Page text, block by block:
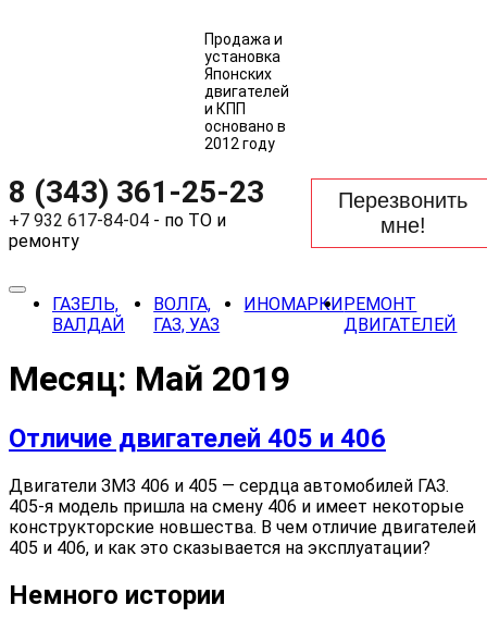
Продажа и
установка
Японских
двигателей
и КПП
основано в
2012 году
8 (343) 361-25-23
+7 932 617-84-04 - по ТО и
ремонту
Перезвонить
мне!
ГАЗЕЛЬ,
ВАЛДАЙ
ВОЛГА,
ГАЗ, УАЗ
ИНОМАРКИРЕМОНТ
ДВИГАТЕЛЕЙ
Месяц: Май 2019
Отличие двигателей 405 и 406
Двигатели ЗМЗ 406 и 405 — сердца автомобилей ГАЗ.
405-я модель пришла на смену 406 и имеет некоторые
конструкторские новшества. В чем отличие двигателей
405 и 406, и как это сказывается на эксплуатации?
Немного истории